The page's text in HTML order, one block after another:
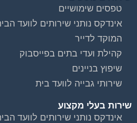
טפסים שימושיים
אינדקס נותני שירותים לוועד הבית
המוקד לדייר
קהילת ועדי בתים בפייסבוק
שיפוץ בניינים
שירותי גבייה לוועד בית
שירות בעלי מקצוע
אינדקס נותני שירותים לוועד הבית